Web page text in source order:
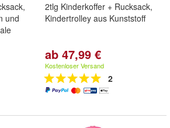
und
2tlg Kinderkoffer + Rucksack,
Kindertrolley aus Kunststoff
ab 47,99 €
Kostenloser Versand
2